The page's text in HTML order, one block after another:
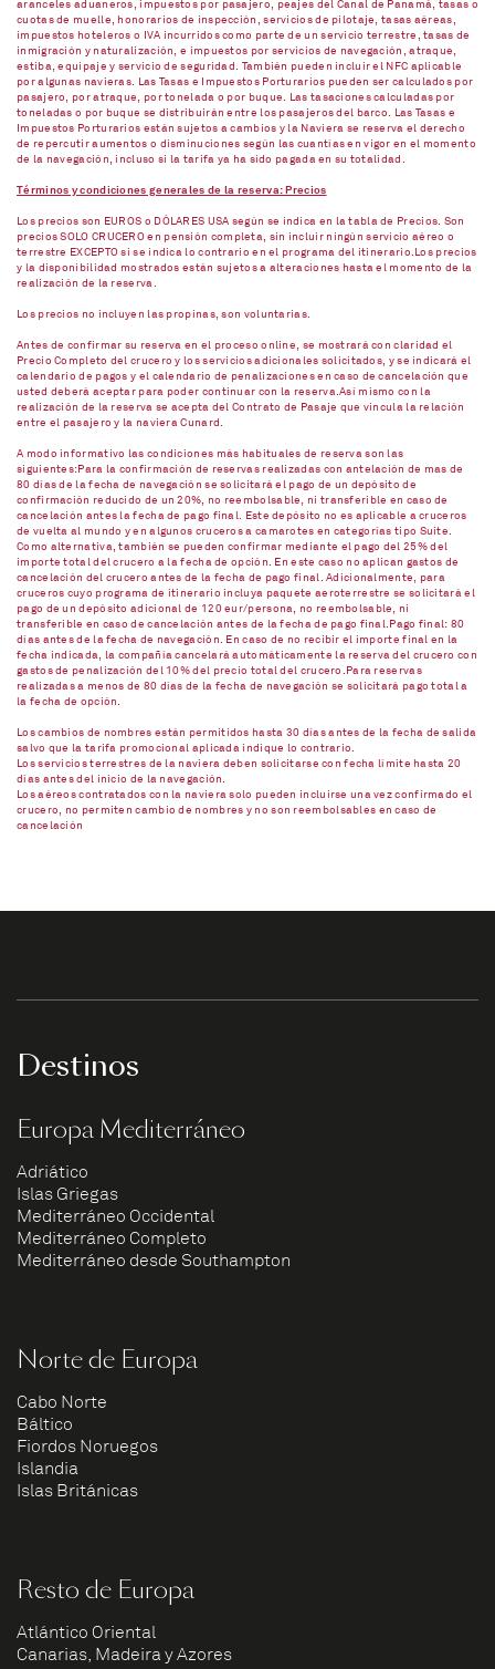
aranceles aduaneros, impuestos por pasajero, peajes del Canal de Panamá, tasas o
cuotas de muelle, honorarios de inspección, servicios de pilotaje, tasas aéreas,
impuestos hoteleros o IVA incurridos como parte de un servicio terrestre, tasas de
inmigración y naturalización, e impuestos por servicios de navegación, atraque,
estiba, equipaje y servicio de seguridad. También pueden incluir el NFC aplicable
por algunas navieras. Las Tasas e Impuestos Porturarios pueden ser calculados por
pasajero, por atraque, por tonelada o por buque. Las tasaciones calculadas por
toneladas o por buque se distribuirán entre los pasajeros del barco. Las Tasas e
Impuestos Porturarios están sujetos a cambios y la Naviera se reserva el derecho
de repercutir aumentos o disminuciones según las cuantías en vigor en el momento
de la navegación, incluso si la tarifa ya ha sido pagada en su totalidad.
Términos y condiciones generales de la reserva: Precios
Los precios son EUROS o DÓLARES USA según se indica en la tabla de Precios. Son
precios SOLO CRUCERO en pensión completa, sin incluir ningún servicio aéreo o
terrestre EXCEPTO si se indica lo contrario en el programa del itinerario.Los precios
y la disponibilidad mostrados están sujetos a alteraciones hasta el momento de la
realización de la reserva.
Los precios no incluyen las propinas, son voluntarias.
Antes de confirmar su reserva en el proceso online, se mostrará con claridad el
Precio Completo del crucero y los servicios adicionales solicitados, y se indicará el
calendario de pagos y el calendario de penalizaciones en caso de cancelación que
usted deberá aceptar para poder continuar con la reserva.Así mismo con la
realización de la reserva se acepta del Contrato de Pasaje que vincula la relación
entre el pasajero y la naviera Cunard.
A modo informativo las condiciones más habituales de reserva son las
siguientes:Para la confirmación de reservas realizadas con antelación de mas de
80 días de la fecha de navegación se solicitará el pago de un depósito de
confirmación reducido de un 20%, no reembolsable, ni transferible en caso de
cancelación antes la fecha de pago final. Este depósito no es aplicable a cruceros
de vuelta al mundo y en algunos cruceros a camarotes en categorías tipo Suite.
Como alternativa, también se pueden confirmar mediante el pago del 25% del
importe total del crucero a la fecha de opción. En este caso no aplican gastos de
cancelación del crucero antes de la fecha de pago final. Adicionalmente, para
cruceros cuyo programa de itinerario incluya paquete aeroterrestre se solicitará el
pago de un depósito adicional de 120 eur/persona, no reembolsable, ni
transferible en caso de cancelación antes de la fecha de pago final.Pago final: 80
días antes de la fecha de navegación. En caso de no recibir el importe final en la
fecha indicada, la compañía cancelará automáticamente la reserva del crucero con
gastos de penalización del 10% del precio total del crucero.Para reservas
realizadas a menos de 80 días de la fecha de navegación se solicitará pago total a
la fecha de opción.
Los cambios de nombres están permitidos hasta 30 días antes de la fecha de salida
salvo que la tarifa promocional aplicada indique lo contrario.
Los servicios terrestres de la naviera deben solicitarse con fecha límite hasta 20
días antes del inicio de la navegación.
Los aéreos contratados con la naviera solo pueden incluirse una vez confirmado el
crucero, no permiten cambio de nombres y no son reembolsables en caso de
cancelación
Destinos
Europa Mediterráneo
Adriático
Islas Griegas
Mediterráneo Occidental
Mediterráneo Completo
Mediterráneo desde Southampton
Norte de Europa
Cabo Norte
Báltico
Fiordos Noruegos
Islandia
Islas Británicas
Resto de Europa
Atlántico Oriental
Canarias, Madeira y Azores